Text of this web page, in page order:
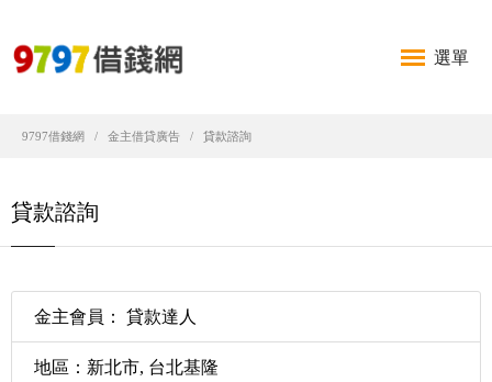
選單
9797借錢網 金主借貸廣告 貸款諮詢
貸款諮詢
金主會員： 貸款達人
地區：新北市, 台北基隆